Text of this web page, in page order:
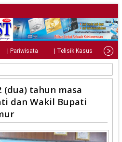
| Pariwisata | Telisik Kasus |
(dua) tahun masa
dan Wakil Bupati